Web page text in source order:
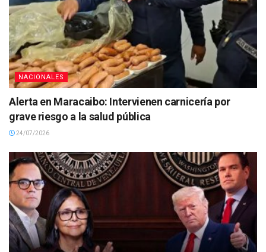
NACIONALES
Alerta en Maracaibo: Intervienen carnicería por
grave riesgo a la salud pública
24/07/2026